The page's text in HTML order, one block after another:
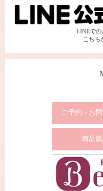
LINEでの
こちら
ご予約・お
商品